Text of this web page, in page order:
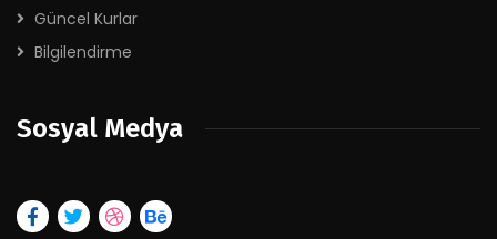
Güncel Kurlar
Bilgilendirme
Sosyal Medya